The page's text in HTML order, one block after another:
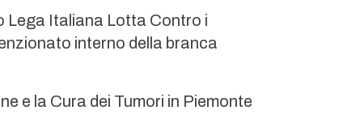
Lega Italiana Lotta Contro i
interno della branca
e la Cura dei Tumori in Piemonte